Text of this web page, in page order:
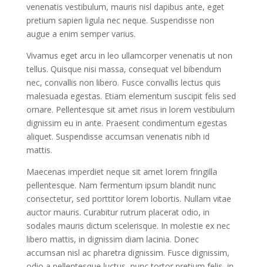
venenatis vestibulum, mauris nisl dapibus ante, eget
pretium sapien ligula nec neque. Suspendisse non
augue a enim semper varius.
Vivamus eget arcu in leo ullamcorper venenatis ut non
tellus. Quisque nisi massa, consequat vel bibendum
nec, convallis non libero. Fusce convallis lectus quis
malesuada egestas. Etiam elementum suscipit felis sed
ornare. Pellentesque sit amet risus in lorem vestibulum
dignissim eu in ante. Praesent condimentum egestas
aliquet. Suspendisse accumsan venenatis nibh id
mattis.
Maecenas imperdiet neque sit amet lorem fringilla
pellentesque. Nam fermentum ipsum blandit nunc
consectetur, sed porttitor lorem lobortis. Nullam vitae
auctor mauris. Curabitur rutrum placerat odio, in
sodales mauris dictum scelerisque. In molestie ex nec
libero mattis, in dignissim diam lacinia. Donec
accumsan nisl ac pharetra dignissim. Fusce dignissim,